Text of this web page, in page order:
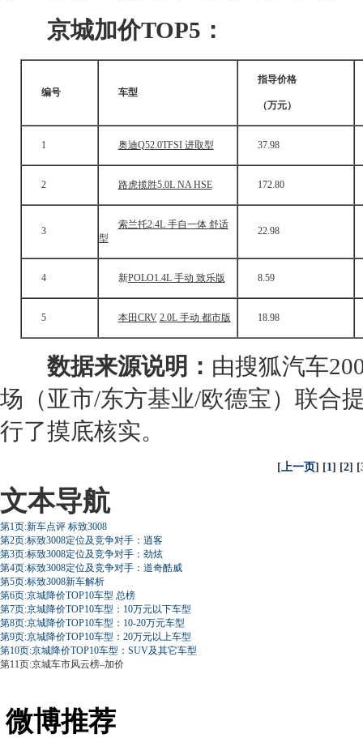
京城加价TOP5：
编号 车型
指导价格
（万元）
1 奥迪Q52.0TFSI 进取型 37.98
2 路虎揽胜5.0L NA HSE 172.80
3
索兰托2.4L 手自一体 舒适
型
22.98
4 新POLO1.4L 手动 致乐版 8.59
5 本田CRV 2.0L 手动 都市版 18.98
数据来源说明： 由搜狐汽车
场（亚市/东方基业/欧德宝）联合
行了摸底核实。
[上一页] [1] [2] [
文本导航
第1页:新车点评 标致3008
第2页:标致3008定位及竞争对手：逍客
第3页:标致3008定位及竞争对手：劲炫
第4页:标致3008定位及竞争对手：道奇酷威
第5页:标致3008新车解析
第6页:京城降价TOP10车型 总榜
第7页:京城降价TOP10车型：10万元以下车型
第8页:京城降价TOP10车型：10-20万元车型
第9页:京城降价TOP10车型：20万元以上车型
第10页:京城降价TOP10车型：SUV及其它车型
第11页:京城车市风云榜–加价
微博推荐